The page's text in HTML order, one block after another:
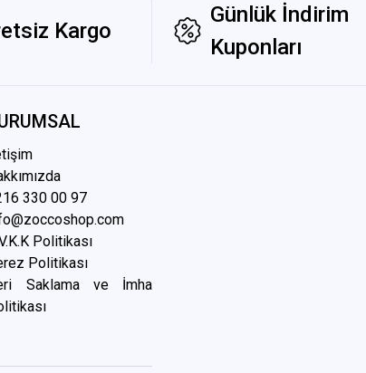
Kargo
Günlük İndirim
Kuponları
330 00 97
Politikası
Politikası
Saklama ve İmha